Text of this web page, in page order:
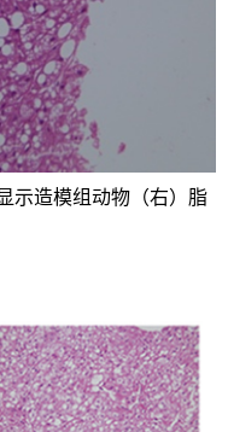
示造模组动物（右）脂